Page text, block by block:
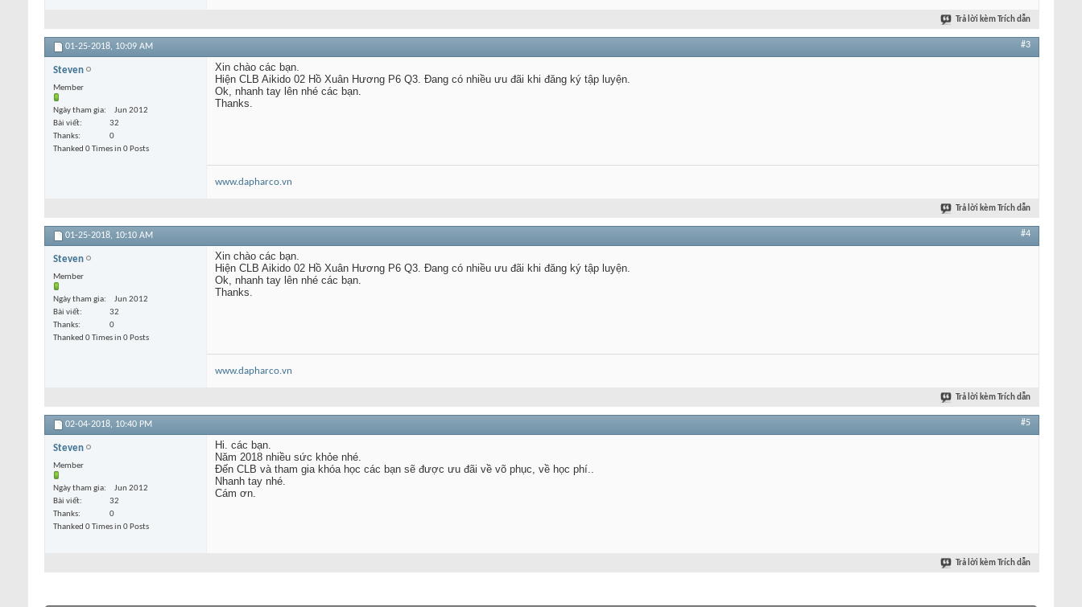
Trả lời kèm Trích dẫn
01-25-2018, 10:09 AM #3
Steven
Member
Ngày tham gia
Jun 2012
Bài viết
32
Thanks
0
Thanked 0 Times in 0 Posts
Xin chào các bạn.
Hiện CLB Aikido 02 Hồ Xuân Hương P6 Q3. Đang có nhiều ưu đãi khi đăng ký tập luyện.
Ok, nhanh tay lên nhé các bạn.
Thanks.
www.dapharco.vn
Trả lời kèm Trích dẫn
01-25-2018, 10:10 AM #4
Steven
Member
Ngày tham gia
Jun 2012
Bài viết
32
Thanks
0
Thanked 0 Times in 0 Posts
Xin chào các bạn.
Hiện CLB Aikido 02 Hồ Xuân Hương P6 Q3. Đang có nhiều ưu đãi khi đăng ký tập luyện.
Ok, nhanh tay lên nhé các bạn.
Thanks.
www.dapharco.vn
Trả lời kèm Trích dẫn
02-04-2018, 10:40 PM #5
Steven
Member
Ngày tham gia
Jun 2012
Bài viết
32
Thanks
0
Thanked 0 Times in 0 Posts
Hi. các bạn.
Năm 2018 nhiều sức khỏe nhé.
Đến CLB và tham gia khóa học các bạn sẽ được ưu đãi về võ phục, về học phí..
Nhanh tay nhé.
Cám ơn.
Trả lời kèm Trích dẫn